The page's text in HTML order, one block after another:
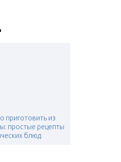
приготовить из
простые рецепты
блюд